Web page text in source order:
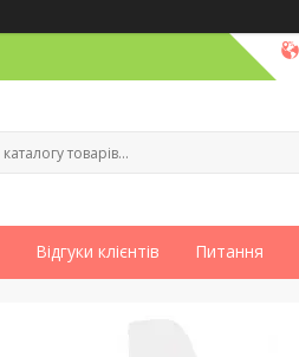
Відгуки клієнтів Питання